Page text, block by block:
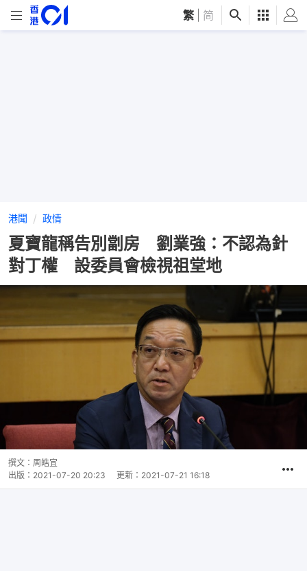
繁 简
港聞 政情
夏寶龍稱告別劏房 劉業強：不認為針
對丁權 設委員會檢視祖堂地
撰文： 周皓宜
出版： 2021-07-20 20:23 更新： 2021-07-21 16:18